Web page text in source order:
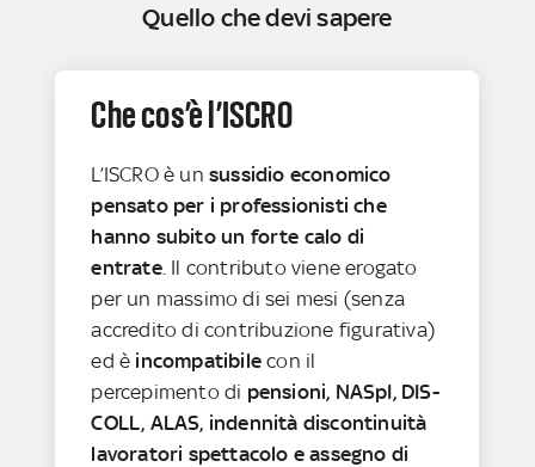
Quello che devi sapere
Che cos’è l’ISCRO
L’ISCRO è unsussidio economico
pensato per i professionisti che
hanno subito un forte calo di
entrate. Il contributo viene erogato
per un massimo di sei mesi (senza
accredito di contribuzione figurativa)
ed è incompatibilecon il
percepimento di pensioni, NASpI, DIS-
COLL, ALAS, indennità discontinuità
lavoratori spettacolo e assegno di